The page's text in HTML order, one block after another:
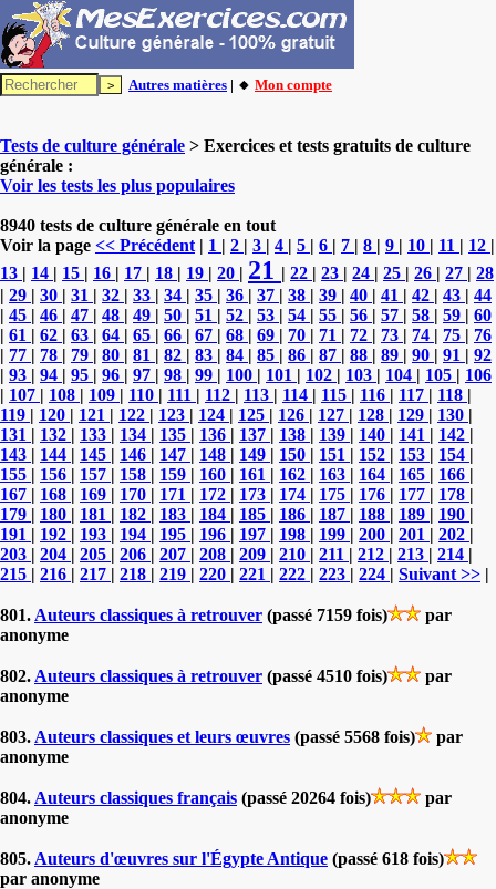
Autres matières | 🔸 Mon compte
Tests de culture générale > Exercices et tests gratuits de culture
générale :
Voir les tests les plus populaires
8940 tests de culture générale en tout
Voir la page << Précédent | 1 | 2 | 3 | 4 | 5 | 6 | 7 | 8 | 9 | 10 | 11 | 12 |
13 | 14 | 15 | 16 | 17 | 18 | 19 | 20 | 21 | 22 | 23 | 24 | 25 | 26 | 27 | 28
| 29 | 30 | 31 | 32 | 33 | 34 | 35 | 36 | 37 | 38 | 39 | 40 | 41 | 42 | 43 | 44
| 45 | 46 | 47 | 48 | 49 | 50 | 51 | 52 | 53 | 54 | 55 | 56 | 57 | 58 | 59 | 60
| 61 | 62 | 63 | 64 | 65 | 66 | 67 | 68 | 69 | 70 | 71 | 72 | 73 | 74 | 75 | 76
| 77 | 78 | 79 | 80 | 81 | 82 | 83 | 84 | 85 | 86 | 87 | 88 | 89 | 90 | 91 | 92
| 93 | 94 | 95 | 96 | 97 | 98 | 99 | 100 | 101 | 102 | 103 | 104 | 105 | 106
| 107 | 108 | 109 | 110 | 111 | 112 | 113 | 114 | 115 | 116 | 117 | 118 |
119 | 120 | 121 | 122 | 123 | 124 | 125 | 126 | 127 | 128 | 129 | 130 |
131 | 132 | 133 | 134 | 135 | 136 | 137 | 138 | 139 | 140 | 141 | 142 |
143 | 144 | 145 | 146 | 147 | 148 | 149 | 150 | 151 | 152 | 153 | 154 |
155 | 156 | 157 | 158 | 159 | 160 | 161 | 162 | 163 | 164 | 165 | 166 |
167 | 168 | 169 | 170 | 171 | 172 | 173 | 174 | 175 | 176 | 177 | 178 |
179 | 180 | 181 | 182 | 183 | 184 | 185 | 186 | 187 | 188 | 189 | 190 |
191 | 192 | 193 | 194 | 195 | 196 | 197 | 198 | 199 | 200 | 201 | 202 |
203 | 204 | 205 | 206 | 207 | 208 | 209 | 210 | 211 | 212 | 213 | 214 |
215 | 216 | 217 | 218 | 219 | 220 | 221 | 222 | 223 | 224 | Suivant >> |
801. Auteurs classiques à retrouver (passé 7159 fois)
par
anonyme
802. Auteurs classiques à retrouver (passé 4510 fois)
par
anonyme
803. Auteurs classiques et leurs œuvres (passé 5568 fois)
par
anonyme
804. Auteurs classiques français (passé 20264 fois)
par
anonyme
805. Auteurs d'œuvres sur l'Égypte Antique (passé 618 fois)
par anonyme